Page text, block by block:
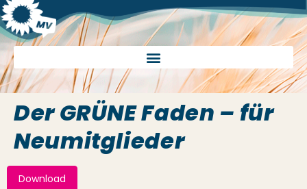
Der GRÜNE Faden – für
Neumitglieder
Download